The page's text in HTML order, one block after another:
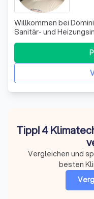
Willkommen bei
Sanitär- und
Ihnen
Sanitärsysteme
Effizienz und Qualität
umfassende
Tipp! 4
Vergleichen und
besten